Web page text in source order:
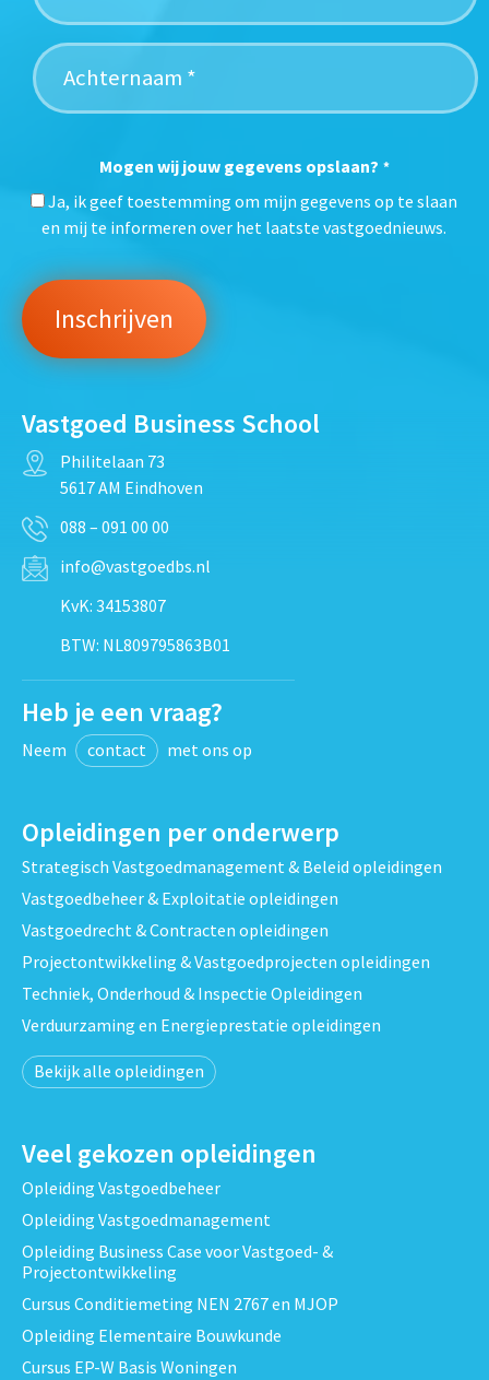
Mogen wij jouw gegevens opslaan? *
Ja, ik geef toestemming om mijn gegevens op te slaan
en mij te informeren over het laatste vastgoednieuws.
Vastgoed Business School
Philitelaan 73
5617 AM Eindhoven
088 – 091 00 00
info@vastgoedbs.nl
KvK: 34153807
BTW: NL809795863B01
Heb je een vraag?
Neem contact met ons op
Opleidingen per onderwerp
Strategisch Vastgoedmanagement & Beleid opleidingen
Vastgoedbeheer & Exploitatie opleidingen
Vastgoedrecht & Contracten opleidingen
Projectontwikkeling & Vastgoedprojecten opleidingen
Techniek, Onderhoud & Inspectie Opleidingen
Verduurzaming en Energieprestatie opleidingen
Bekijk alle opleidingen
Veel gekozen opleidingen
Opleiding Vastgoedbeheer
Opleiding Vastgoedmanagement
Opleiding Business Case voor Vastgoed- &
Projectontwikkeling
Cursus Conditiemeting NEN 2767 en MJOP
Opleiding Elementaire Bouwkunde
Cursus EP-W Basis Woningen